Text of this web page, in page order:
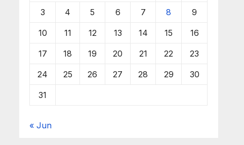
3 4 5 6 7 8 9
10 11 12 13 14 15 16
17 18 19 20 21 22 23
24 25 26 27 28 29 30
31
« Jun